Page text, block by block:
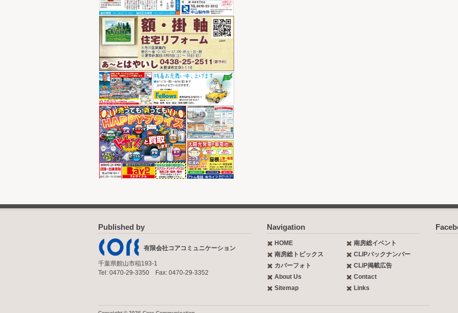
Published by
有限会社コアコミュニケーション
千葉県館山市稲193-1
Tel: 0470-29-3350 Fax: 0470-29-3352
Navigation
HOME
南房総イベント
南房総トピックス
CLIPバックナンバー
カバーフォト
CLIP掲載広告
About Us
Contact
Sitemap
Links